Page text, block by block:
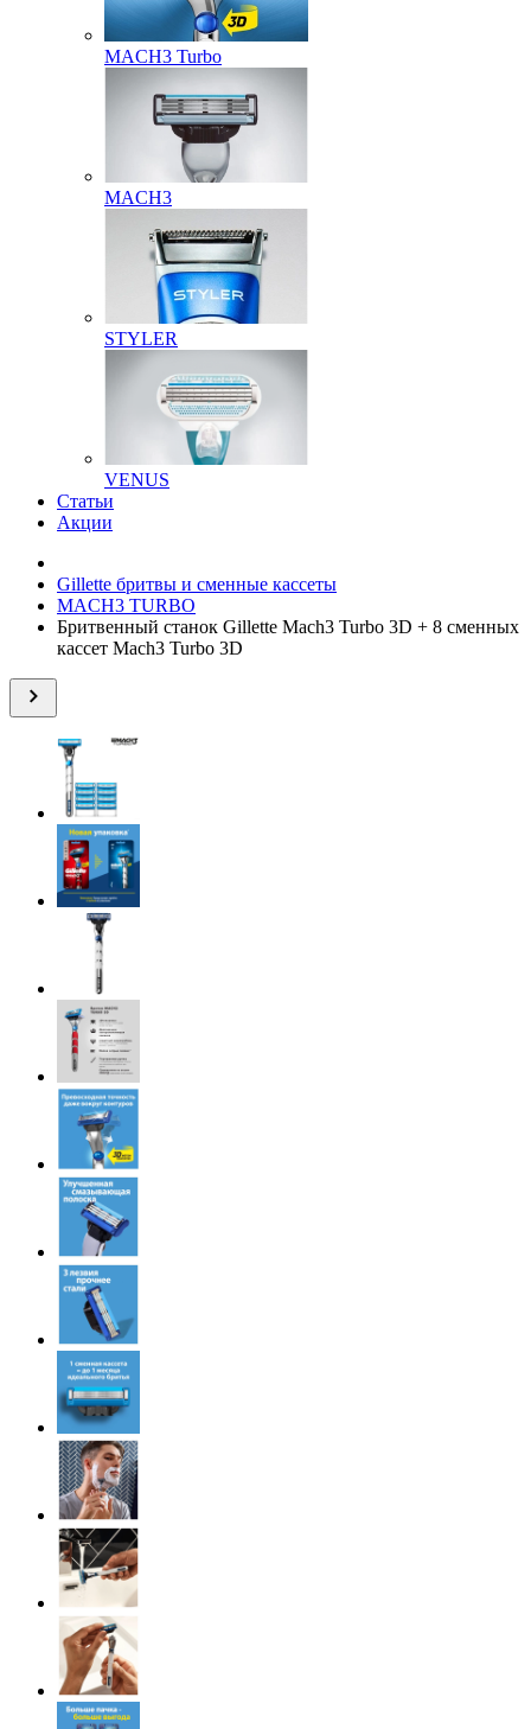
MACH3 Turbo
MACH3
STYLER
VENUS
Статьи
Акции
Gillette бритвы и сменные кассеты
MACH3 TURBO
Бритвенный станок Gillette Mach3 Turbo 3D + 8 сменных
кассет Mach3 Turbo 3D